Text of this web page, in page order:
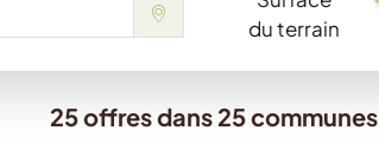
du terrain
25 offres dans 25 communes